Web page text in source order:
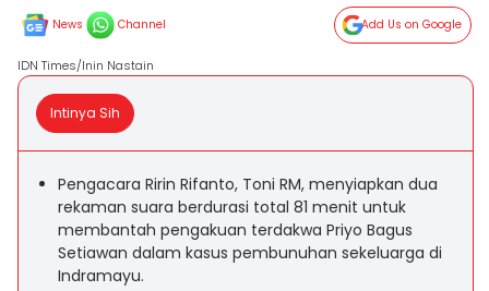
News Channel Add Us on Google
IDN Times/Inin Nastain
Intinya Sih
Pengacara Ririn Rifanto, Toni RM, menyiapkan dua
rekaman suara berdurasi total 81 menit untuk
membantah pengakuan terdakwa Priyo Bagus
Setiawan dalam kasus pembunuhan sekeluarga di
Indramayu.